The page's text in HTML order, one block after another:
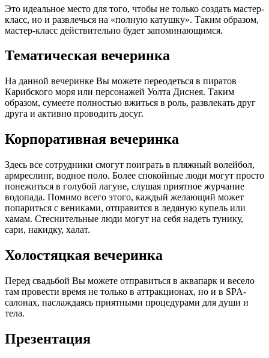
Это идеальное место для того, чтобы не только создать мастер-
класс, но и развлечься на «полную катушку». Таким образом,
мастер-класс действительно будет запоминающимся.
Тематическая вечеринка
На данной вечеринке Вы можете переодеться в пиратов
Карибского моря или персонажей Уолта Диснея. Таким
образом, сумеете полностью вжиться в роль, развлекать друг
друга и активно проводить досуг.
Корпоративная вечеринка
Здесь все сотрудники смогут поиграть в пляжный волейбол,
армреслинг, водное поло. Более спокойные люди могут просто
понежиться в голубой лагуне, слушая приятное журчание
водопада. Помимо всего этого, каждый желающий может
попариться с вениками, отправится в ледяную купель или
хамам. Стеснительные люди могут на себя надеть тунику,
сари, накидку, халат.
Холостяцкая вечеринка
Перед свадьбой Вы можете отправиться в аквапарк и весело
там провести время не только в аттракционах, но и в SPA-
салонах, наслаждаясь приятными процедурами для души и
тела.
Презентация